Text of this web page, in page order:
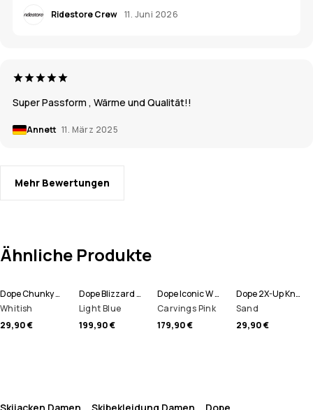
Ridestore Crew 11. Juni 2026
Super Passform , Wärme und Qualität!!
Annett 11. März 2025
Mehr Bewertungen
Ähnliche Produkte
Dope Chunky Mütze
Whitish
29,90 €
Dope Blizzard W Full Zip Snowboardjacke Damen
Light Blue
199,90 €
Dope Iconic W Snowboardhose Damen
Carvings Pink
179,90 €
Dope 2X-Up Knitted Schlauchtuch
Sand
29,90 €